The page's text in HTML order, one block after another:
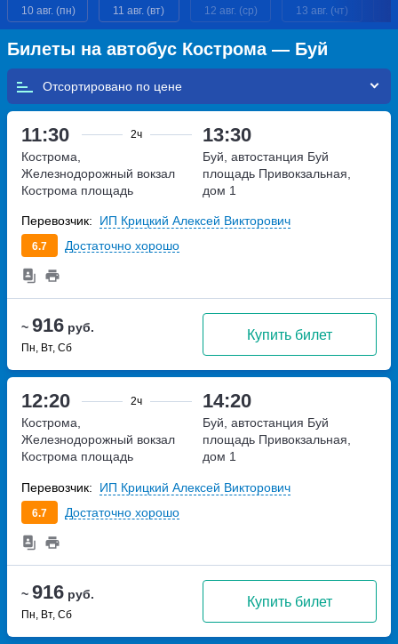
10 авг. (пн)
11 авг. (вт)
12 авг. (ср)
13 авг. (чт)
Билеты на автобус Кострома — Буй
Отсортировано по
11:30 2ч 13:30
~ 916 руб.
Пн, Вт, Сб
Купить билет
Кострома,
Железнодорожный вокзал
Кострома площадь
Буй, автостанция Буй
площадь Привокзальная,
дом 1
6.7 Достаточно хорошо
Перевозчик: ИП Крицкий Алексей Викторович
12:20 2ч 14:20
~ 916 руб.
Пн, Вт, Сб
Купить билет
Кострома,
Железнодорожный вокзал
Кострома площадь
Буй, автостанция Буй
площадь Привокзальная,
дом 1
6.7 Достаточно хорошо
Перевозчик: ИП Крицкий Алексей Викторович